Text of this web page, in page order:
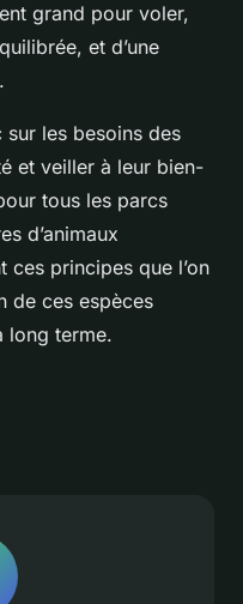
grand pour voler,
et d’une
les besoins des
et veiller à leur bien-
tous les parcs
d’animaux
ces principes que l’on
de ces espèces
long terme.